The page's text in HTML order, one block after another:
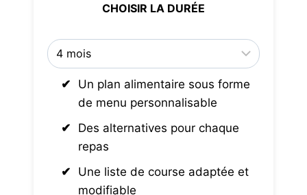
CHOISIR LA DURÉE
Un plan alimentaire sous forme
de menu personnalisable
Des alternatives pour chaque
repas
Une liste de course adaptée et
modifiable